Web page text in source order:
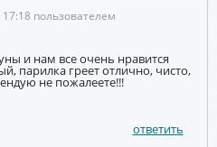
пользователем
и нам все очень нравится
парилка греет отлично, чисто,
не пожалеете!!!
ответить